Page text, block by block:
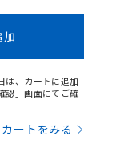
加
は、カートに追加
認」画面にてご確
カートをみる